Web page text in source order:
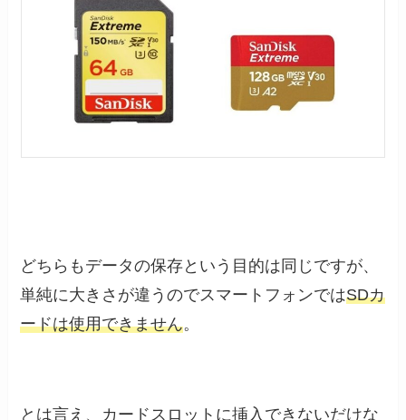
どちらもデータの保存という目的は同じですが、
単純に大きさが違うのでスマートフォンではSDカ
ードは使用できません。
とは言え、カードスロットに挿入できないだけな